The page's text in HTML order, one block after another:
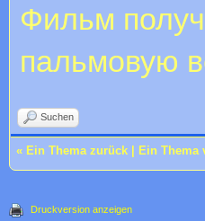
Фильм
пальмовую
Suchen
« Ein Thema zurück Ein Thema
Druckversion anzeigen